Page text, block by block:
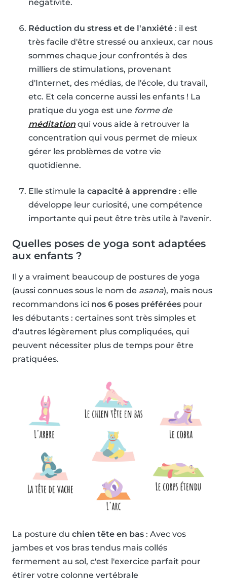
négativité.
Réduction du stress et de l'anxiété : il est
très facile d'être stressé ou anxieux, car nous
sommes chaque jour confrontés à des
milliers de stimulations, provenant
d'Internet, des médias, de l'école, du travail,
etc. Et cela concerne aussi les enfants ! La
pratique du yoga est une forme de
méditation qui vous aide à retrouver la
concentration qui vous permet de mieux
gérer les problèmes de votre vie
quotidienne.
Elle stimule la capacité à apprendre : elle
développe leur curiosité, une compétence
importante qui peut être très utile à l'avenir.
Quelles poses de yoga sont adaptées
aux enfants ?
Il y a vraiment beaucoup de postures de yoga
(aussi connues sous le nom de asana), mais nous
recommandons ici nos 6 poses préférées pour
les débutants : certaines sont très simples et
d'autres légèrement plus compliquées, qui
peuvent nécessiter plus de temps pour être
pratiquées.
La posture du chien tête en bas : Avec vos
jambes et vos bras tendus mais collés
fermement au sol, c'est l'exercice parfait pour
étirer votre colonne vertébrale